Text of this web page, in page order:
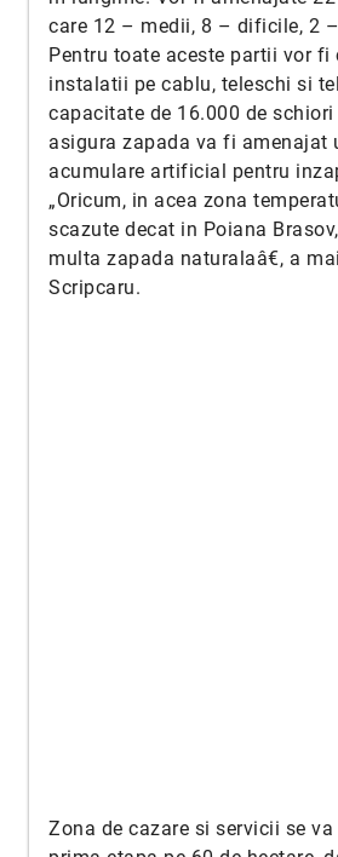
care 12 – medii, 8 – dificile, 2
Pentru toate aceste partii vor fi
instalatii pe cablu, teleschi si
capacitate de 16.000 de schiori
asigura zapada va fi amenajat
acumulare artificial pentru
„Oricum, in acea zona
scazute decat in Poiana
multa zapada naturalaâ€, a
Scripcaru.
Zona de cazare si servicii se